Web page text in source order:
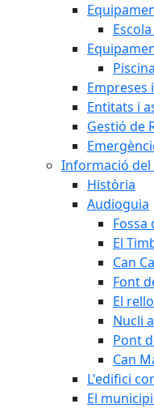
Empreses
Entitats i
Gestió de
Informació
Història
Audioguia
Fossa
El
Can
Font
El
Nucli
Pont
Can
L'edifici
El